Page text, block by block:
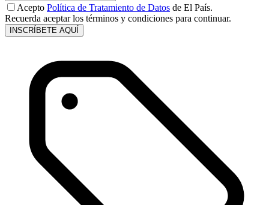
Acepto Política de Tratamiento de Datos de El País.
Recuerda aceptar los términos y condiciones para continuar.
INSCRÍBETE AQUÍ